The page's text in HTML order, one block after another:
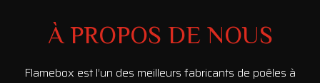
À PROPOS DE NOUS
Flamebox est l’un des meilleurs fabricants de poêles à